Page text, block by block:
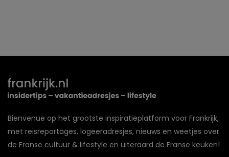
Bienvenue op het grootste inspiratieplatform voor Frankrijk,
met reisreportages, logeeradresjes, nieuws en weetjes over
de Franse cultuur & lifestyle en uiteraard de Franse keuken!